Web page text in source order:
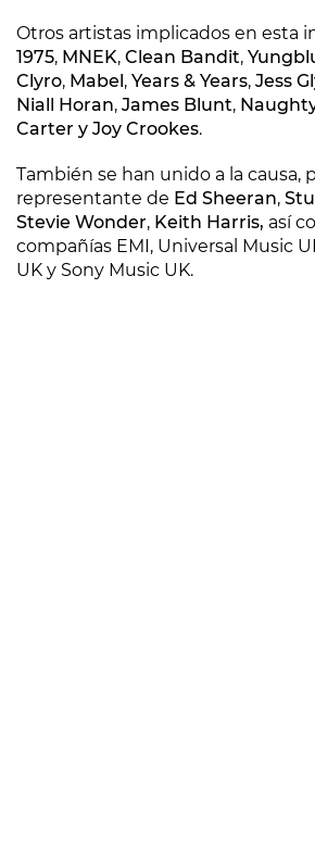
Otros artistas implicados en esta
1975, MNEK, Clean Bandit,
Clyro, Mabel, Years & Years, Jess
Niall Horan, James Blunt,
Carter y Joy Crookes.
También se han unido a la causa,
representante de Ed Sheeran,
Stevie Wonder, Keith Harris, así
compañías EMI, Universal Music
UK y Sony Music UK.